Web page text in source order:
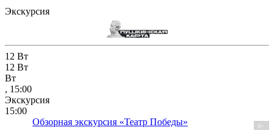
Экскурсия
12 Вт
12 Вт
Вт
, 15:00
Экскурсия
15:00
Обзорная экскурсия «Театр Победы»
6+